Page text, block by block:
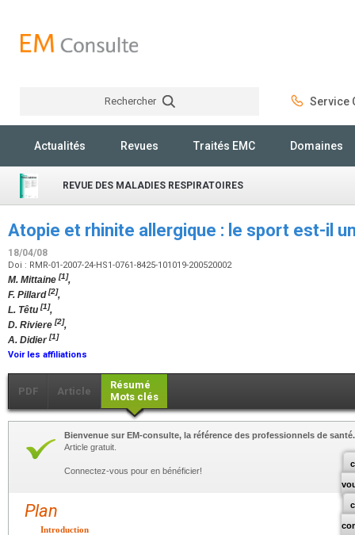
Rechercher Service
Actualités Revues Traités EMC Domaines
REVUE DES MALADIES RESPIRATOIRES
Atopie et rhinite allergique : le sport est-il
18/04/08
Doi : RMR-01-2007-24-HS1-0761-8425-101019-200520002
M. Mittaine [1],
F. Pillard[2],
L. Têtu [1],
D. Riviere [2],
A. Didier[1]
Voir les affiliations
PDF Article
Résumé
Mots clés
Bienvenue sur EM-consulte, la référence des professionnels de santé.
Article gratuit.
Connectez-vous pour en bénéficier!
Plan
Introduction